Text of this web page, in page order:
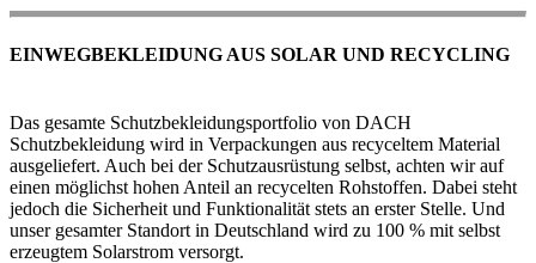
EINWEGBEKLEIDUNG AUS SOLAR UND RECYCLING
Das gesamte Schutzbekleidungsportfolio von DACH
Schutzbekleidung wird in Verpackungen aus recyceltem Material
ausgeliefert. Auch bei der Schutzausrüstung selbst, achten wir auf
einen möglichst hohen Anteil an recycelten Rohstoffen. Dabei steht
jedoch die Sicherheit und Funktionalität stets an erster Stelle. Und
unser gesamter Standort in Deutschland wird zu 100 % mit selbst
erzeugtem Solarstrom versorgt.